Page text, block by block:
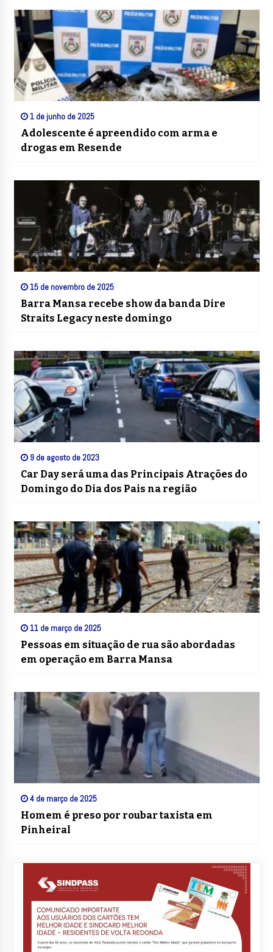
1 de junho de 2025
Adolescente é apreendido com arma e
drogas em Resende
15 de novembro de 2025
Barra Mansa recebe show da banda Dire
Straits Legacy neste domingo
9 de agosto de 2023
Car Day será uma das Principais Atrações do
Domingo do Dia dos Pais na região
11 de março de 2025
Pessoas em situação de rua são abordadas
em operação em Barra Mansa
4 de março de 2025
Homem é preso por roubar taxista em
Pinheiral